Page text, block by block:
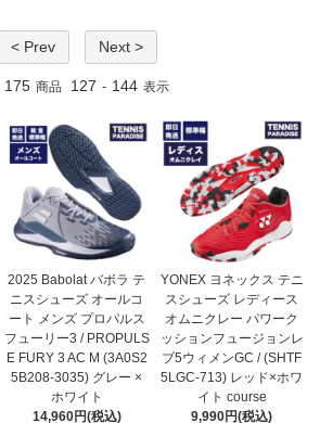
< Prev Next >
175 商品 127 - 144 表示
2025 Babolat バボラ テ
ニスシューズ オールコ
ート メンズ プロパルス
フューリー3 / PROPULS
E FURY 3 AC M (3A0S2
5B208-3035) グレー ×
ホワイト
14,960円(税込)
YONEX ヨネックス テニ
スシューズ レディース
オムニクレー パワーク
ッションフュージョンレ
ブ5ウィメンGC / (SHTF
5LGC-713) レッド×ホワ
イト course
9,990円(税込)